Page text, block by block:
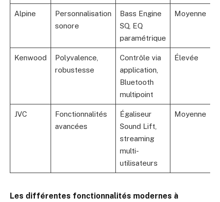
Alpine
Personnalisation
sonore
Bass Engine
SQ, EQ
paramétrique
Moyenne
Kenwood
Polyvalence,
robustesse
Contrôle via
application,
Bluetooth
multipoint
Élevée
JVC
Fonctionnalités
avancées
Égaliseur
Sound Lift,
streaming
multi-
utilisateurs
Moyenne
Les différentes fonctionnalités modernes à